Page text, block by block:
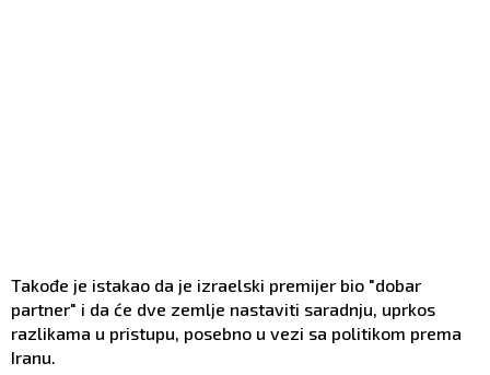
Takođe je istakao da je izraelski premijer bio "dobar
partner" i da će dve zemlje nastaviti saradnju, uprkos
razlikama u pristupu, posebno u vezi sa politikom prema
Iranu.